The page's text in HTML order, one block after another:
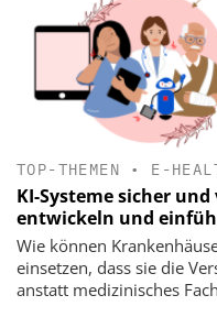
TOP-THEMEN • E-
KI-Systeme sicher
entwickeln und
Wie können
einsetzen, dass sie die
anstatt medizinisches